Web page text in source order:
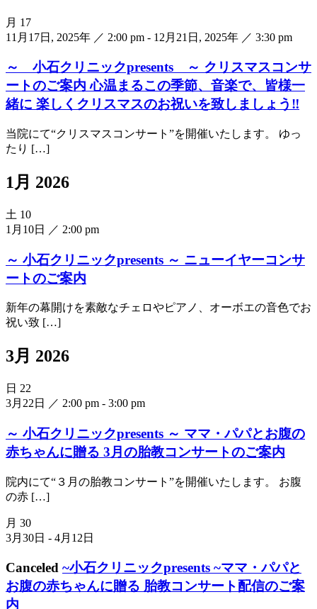
月 17
11月17日, 2025年 ／ 2:00 pm - 12月21日, 2025年 ／ 3:30 pm
～ 小石クリニックpresents ～ クリスマスコンサ
ートのご案内 心温まるこの季節、音楽で、皆様一
緒に 楽しくクリスマスのお祝いを致しましょう‼
当院にて“クリスマスコンサート”を開催いたします。 ゆっ
たり […]
1月 2026
土 10
1月10日 ／ 2:00 pm
～ 小石クリニックpresents ～ ニューイヤーコンサ
ートのご案内
新年の幕開けを素敵なチェロやピアノ、オーボエの音色でお
祝い致 […]
3月 2026
日 22
3月22日 ／ 2:00 pm - 3:00 pm
～ 小石クリニックpresents ～ ママ・パパとお腹の
赤ちゃんに贈る 3月の胎教コンサートのご案内
院内にて“３月の胎教コンサート”を開催いたします。 お腹
の赤 […]
月 30
3月30日 - 4月12日
Canceled ~小石クリニックpresents ~ママ・パパと
お腹の赤ちゃんに贈る 胎教コンサート配信のご案
内